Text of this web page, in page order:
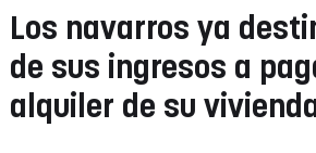
Los navarros ya
de sus ingresos a
alquiler de su